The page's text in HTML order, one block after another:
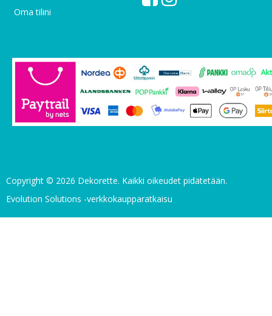
Oma tilini
Copyright © 2026 Dekorette. Kaikki oikeudet pidätetään.
Evolution Solutions -verkkokaupparatkaisu